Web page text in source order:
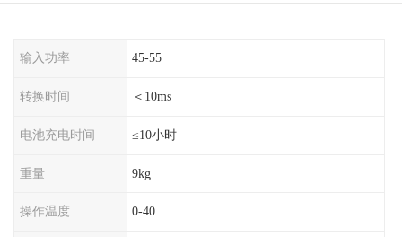
输入功率 45-55
转换时间 ＜10ms
电池充电时间 ≤10小时
重量 9kg
操作温度 0-40